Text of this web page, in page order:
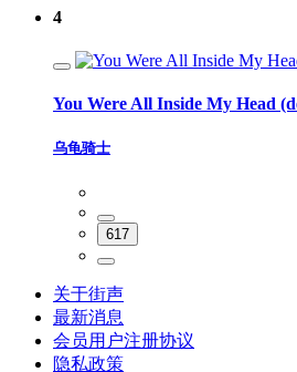
4
You Were All Inside My Head
乌龟骑士
617
关于街声
最新消息
会员用户注册协议
隐私政策